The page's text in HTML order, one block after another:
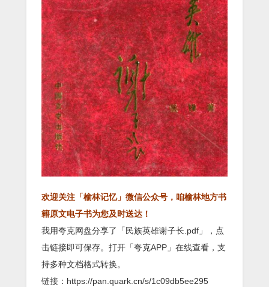
欢迎关注「榆林记忆」微信公众号，咱榆林地方书
籍原文电子书为您及时送达！
我用夸克网盘分享了「民族英雄谢子长.pdf」，点
击链接即可保存。打开「夸克APP」在线查看，支
持多种文档格式转换。
链接：https://pan.quark.cn/s/1c09db5ee295